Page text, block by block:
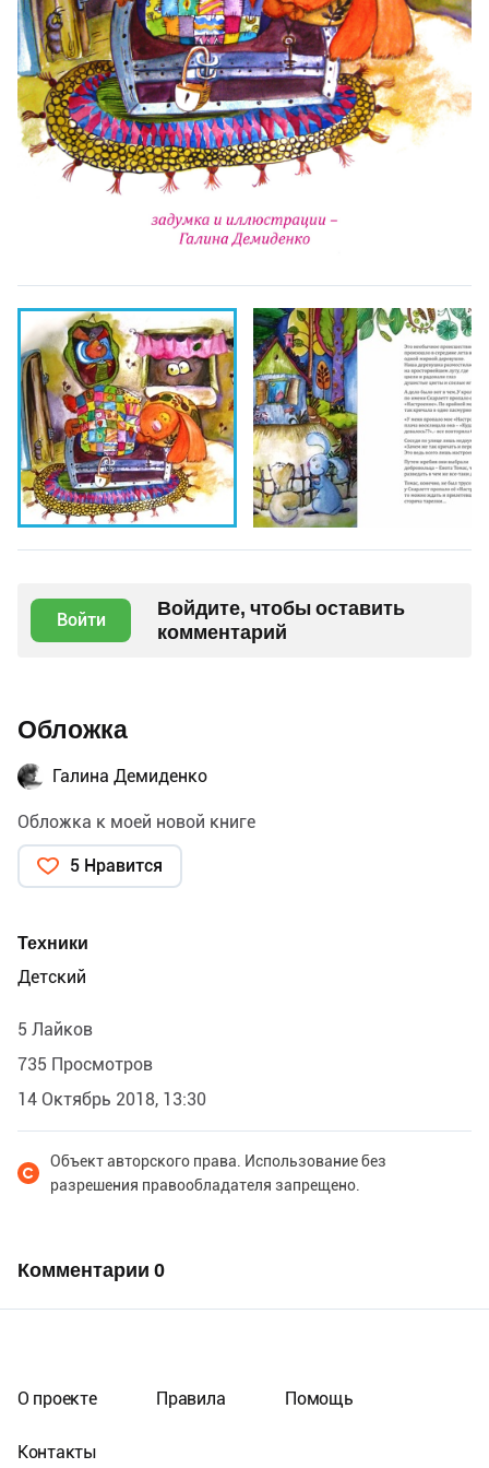
Войти
Войдите, чтобы оставить
комментарий
Обложка
Галина Демиденко
Обложка к моей новой книге
5 Нравится
Техники
Детский
5 Лайков
735 Просмотров
14 Октябрь 2018, 13:30
Объект авторского права. Использование без
разрешения правообладателя запрещено.
Комментарии 0
О проекте Правила Помощь
Контакты